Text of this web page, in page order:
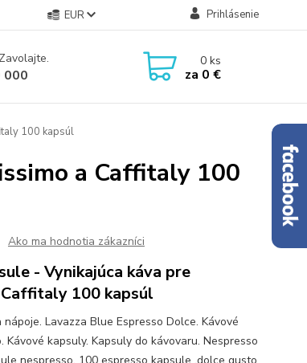
EUR Prihlásenie
000
0ks
za 0 €
100 kapsúl
a Caffitaly 100
Ako ma hodnotia zákazníci
- Vynikajúca káva pre
100 kapsúl
Lavazza Blue Espresso Dolce. Kávové
Kávové kapsuly. Kapsuly do kávovaru. Nespresso